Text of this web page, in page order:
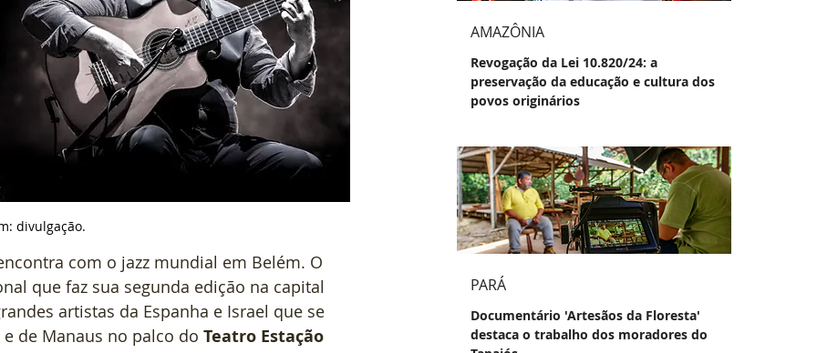
divulgação.
com o jazz mundial em Belém. O
que faz sua segunda edição na capital
artistas da Espanha e Israel que se
de Manaus no palco do Teatro Estação
AMAZÔNIA
Revogação da Lei 10.820/24: a
preservação da educação e cultura dos
povos originários
PARÁ
Documentário 'Artesãos da Floresta'
destaca o trabalho dos moradores do